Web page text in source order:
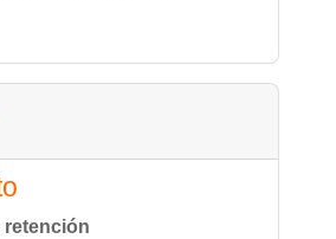
retención